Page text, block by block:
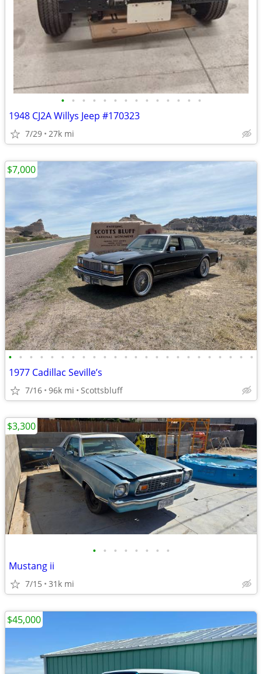
• • • • • • • • • • • • • •
1948 CJ2A Willys Jeep #170323
7/29 27k mi
• • • • • • • • • • • • • • • • • • • • • • • •
1977 Cadillac Seville’s
7/16 96k mi Scottsbluff
$7,000
• • • • • • • •
Mustang ii
7/15 31k mi
$3,300
$45,000